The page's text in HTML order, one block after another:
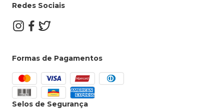
Redes Sociais
Formas de Pagamentos
Selos de Segurança